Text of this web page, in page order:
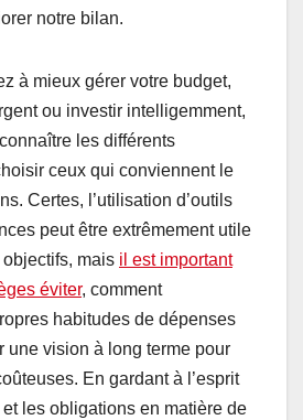
notre bilan.
à mieux gérer votre budget,
ou investir intelligemment,
les différents
ceux qui conviennent le
Certes, l’utilisation d’outils
peut être extrêmement utile
mais il est important
éviter, comment
habitudes de dépenses
une vision à long terme pour
En gardant à l’esprit
les obligations en matière de